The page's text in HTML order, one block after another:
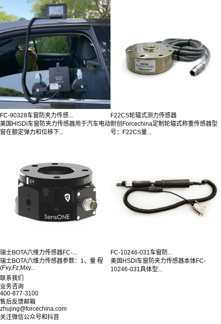
FC-90328车窗防夹力传感...
美国HISDI车窗防夹力传感器用于汽车电动
窗在额定弹力和位移下...
F22CS轮辐式测力传感器
耐创Forcechina定制轮辐式称重传感器型
号：F22CS量...
瑞士BOTA六维力传感器FC-...
瑞士BOTA六维力传感器参数：1、量 程
(Fxy,Fz,Mxy...
FC-10246-031车窗防...
美国HSDI车窗防夹力传感器本体FC-
10246-031具体型...
联系我们
业务咨询
400-877-3100
售后反馈邮箱
zhujing@forcechina.com
关注微信公众号和抖音